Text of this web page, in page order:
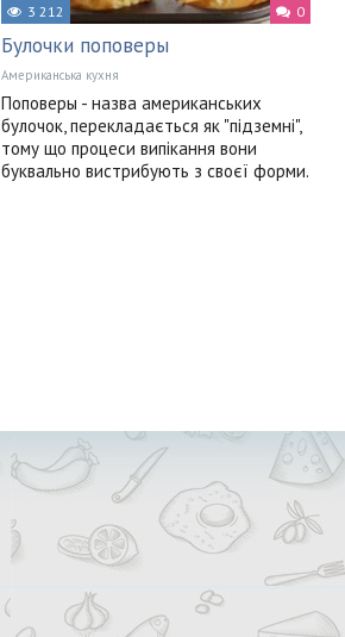
3 212 0
Булочки поповеры
Американська кухня
Поповеры - назва американських
булочок, перекладається як "підземні",
тому що процеси випікання вони
буквально вистрибують з своєї форми.